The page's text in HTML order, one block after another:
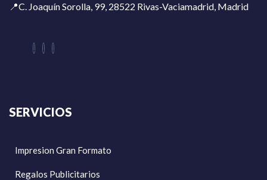
📍C. Joaquín Sorolla, 99, 28522 Rivas-Vaciamadrid, Madrid
SERVICIOS
Impresion Gran Formato
Regalos Publicitarios